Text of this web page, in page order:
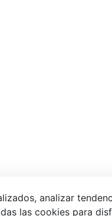
analizar
las cookies para